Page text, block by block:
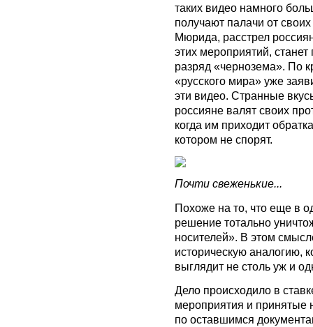
таких видео намного
получают палачи от
Мюрида, расстрел
этих мероприятий,
разряд «чернозема». По
«русского мира» уже
эти видео. Странные
россияне валят своих
когда им приходит
котором не спорят.
Почти свеженькие...
Похоже на то, что еще в
решение тотально
носителей». В этом
историческую аналогию,
выглядит не столь уж и
Дело происходило в
мероприятия и принятые
по оставшимся